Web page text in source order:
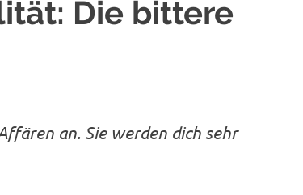
Die bittere
an. Sie werden dich sehr